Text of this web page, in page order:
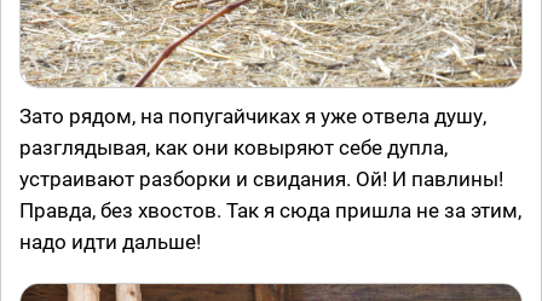
Зато рядом, на попугайчиках я уже отвела душу,
разглядывая, как они ковыряют себе дупла,
устраивают разборки и свидания. Ой! И павлины!
Правда, без хвостов. Так я сюда пришла не за этим,
надо идти дальше!